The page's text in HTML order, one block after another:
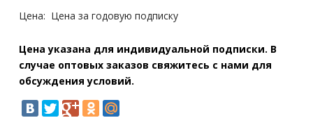
Цена: Цена за годовую подписку
Цена указана для индивидуальной подписки. В
случае оптовых заказов свяжитесь с нами для
обсуждения условий.